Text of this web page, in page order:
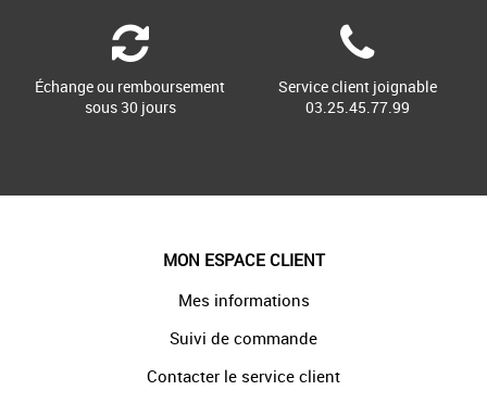
Échange ou remboursement
sous 30 jours
Service client joignable
03.25.45.77.99
MON ESPACE CLIENT
Mes informations
Suivi de commande
Contacter le service client